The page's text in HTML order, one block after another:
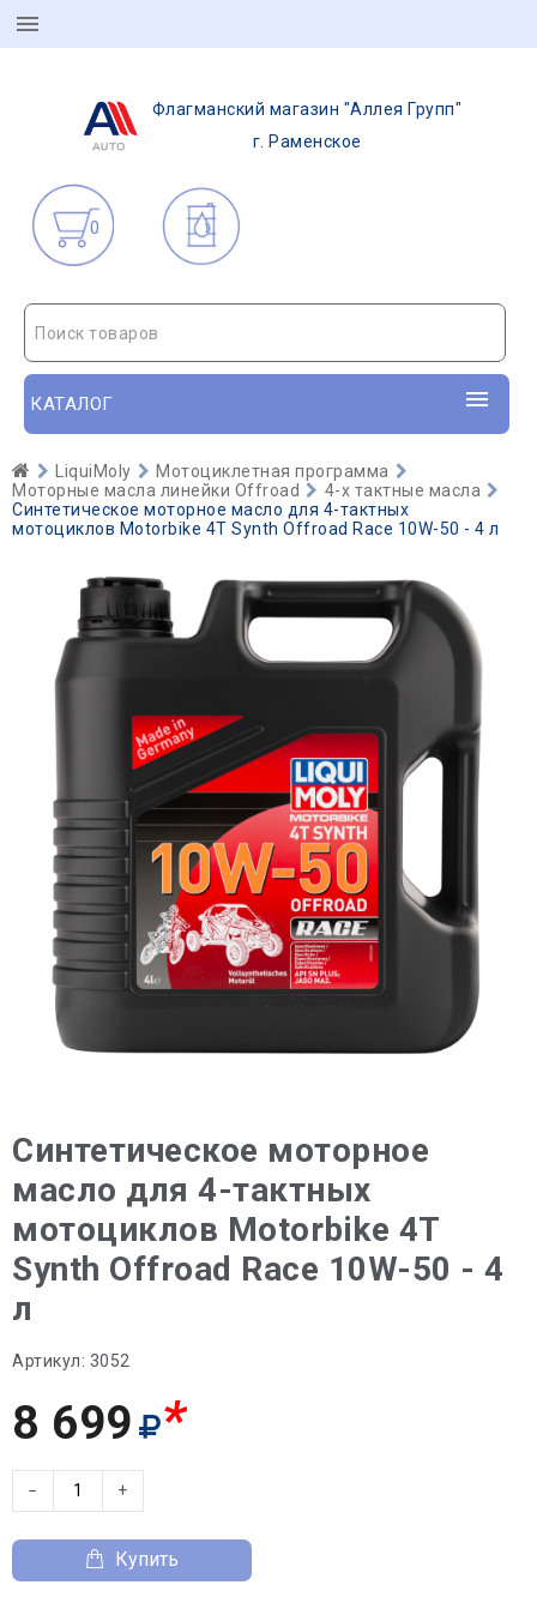
Флагманский магазин "Аллея Групп"
г. Раменское
0
Поиск товаров
КАТАЛОГ
LiquiMoly
Мотоциклетная программа
Моторные масла линейки Offroad
4-х тактные масла
Синтетическое моторное масло для 4-тактных
мотоциклов Motorbike 4T Synth Offroad Race 10W-50 - 4 л
Синтетическое моторное
масло для 4-тактных
мотоциклов Motorbike 4T
Synth Offroad Race 10W-50 - 4
л
Артикул: 3052
8 699 *
− +
Купить